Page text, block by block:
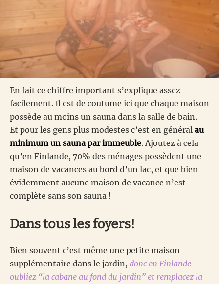
En fait ce chiffre important s’explique assez
facilement. Il est de coutume ici que chaque maison
possède au moins un sauna dans la salle de bain.
Et pour les gens plus modestes c’est en général au
minimum un sauna par immeuble. Ajoutez à cela
qu’en Finlande, 70% des ménages possèdent une
maison de vacances au bord d’un lac, et que bien
évidemment aucune maison de vacance n’est
complète sans son sauna !
Dans tous les foyers!
Bien souvent c’est même une petite maison
supplémentaire dans le jardin, donc en Finlande
oubliez “la cabane au fond du jardin” et remplacez la